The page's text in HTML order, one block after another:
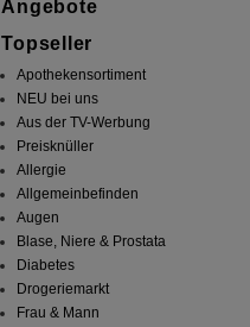
Angebote
Topseller
Apothekensortiment
NEU bei uns
Aus der TV-Werbung
Preisknüller
Allergie
Allgemeinbefinden
Augen
Blase, Niere & Prostata
Diabetes
Drogeriemarkt
Frau & Mann